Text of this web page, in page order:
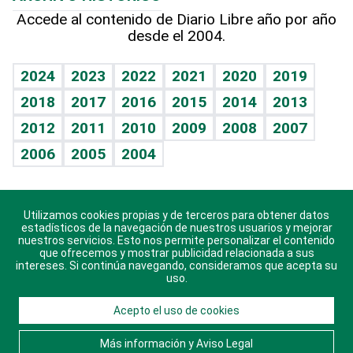
Hablando con el pediatra
Vida y familia
Eñe
Celebrando la vida
Sin complejos
En pocas palabras
Escuchando al corazón
Economía Personal
Línea de hit
TBT Deportivo
Más firmas
Hecho en casa
Guía del dinero
Cumpleaños
Horóscopos
Juegos
Accede al contenido de Diario Libre año por año
desde el 2004.
2024 2023 2022 2021 2020
2019
2018
2017 2016 2015 2014
2013
2012
2011 2010 2009 2008
2007
2006
2005 2004
Descarga nuestras aplicaciones para Android, iOS y
sistema Huawei.
© 2021 Diario Libre, todos los derechos reservados.
Consulta elAviso Legal. Ponte en Contacto
Utilizamos cookies propias y de terceros para obtener datos
estadísticos de la navegación de nuestros usuarios y mejorar
nuestros servicios. Esto nos permite personalizar el contenido
que ofrecemos y mostrar publicidad relacionada a sus
intereses. Si continúa navegando, consideramos que acepta su
uso.
Acepto el uso de cookies
Más información y Aviso Legal